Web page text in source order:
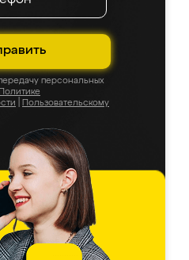
персональных
Политике
Пользовательскому